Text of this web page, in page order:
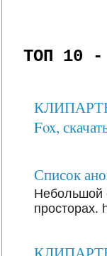
ТОП 10 -
КЛИПАРТЫ:
Fox,
Список
Небольшой
просторах.